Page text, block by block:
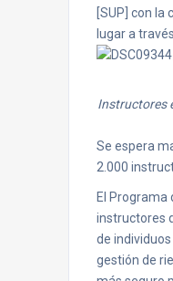
[SUP] con
lugar a
Instructores
Se espera
2.000
El Programa
instructores
de
gestión de